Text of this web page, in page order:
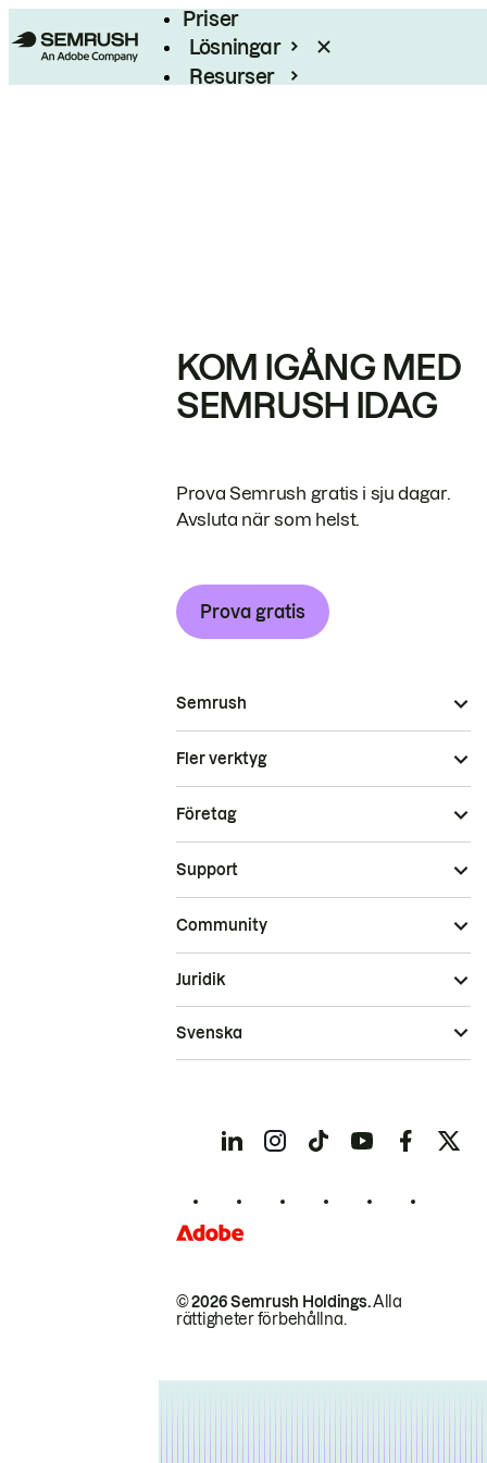
Priser
Lösningar
Resurser
KOM IGÅNG MED
SEMRUSH IDAG
Prova Semrush gratis i sju dagar.
Avsluta när som helst.
Prova gratis
Semrush
Fler verktyg
Företag
Support
Community
© 2026 Semrush Holdings.Alla
rättigheter förbehållna.
Juridik
Svenska